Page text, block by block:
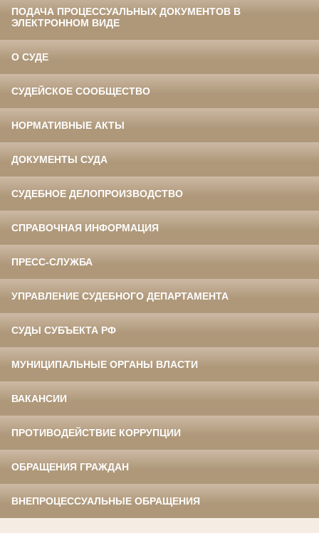
ПОДАЧА ПРОЦЕССУАЛЬНЫХ ДОКУМЕНТОВ В
ЭЛЕКТРОННОМ ВИДЕ
О СУДЕ
СУДЕЙСКОЕ СООБЩЕСТВО
НОРМАТИВНЫЕ АКТЫ
ДОКУМЕНТЫ СУДА
СУДЕБНОЕ ДЕЛОПРОИЗВОДСТВО
СПРАВОЧНАЯ ИНФОРМАЦИЯ
ПРЕСС-СЛУЖБА
УПРАВЛЕНИЕ СУДЕБНОГО ДЕПАРТАМЕНТА
СУДЫ СУБЪЕКТА РФ
МУНИЦИПАЛЬНЫЕ ОРГАНЫ ВЛАСТИ
ВАКАНСИИ
ПРОТИВОДЕЙСТВИЕ КОРРУПЦИИ
ОБРАЩЕНИЯ ГРАЖДАН
ВНЕПРОЦЕССУАЛЬНЫЕ ОБРАЩЕНИЯ